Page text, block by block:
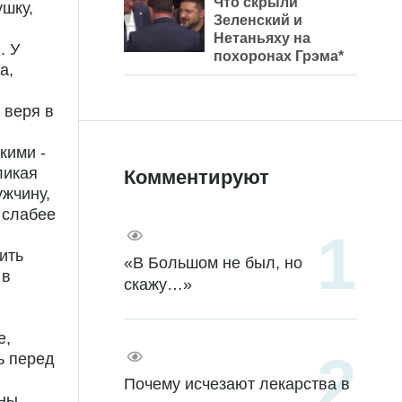
У
веря в
-
перед
Зеленский и
Нетаньяху на
похоронах Грэма*
Комментируют
«В Большом не был, но
скажу…»
Почему исчезают лекарства в